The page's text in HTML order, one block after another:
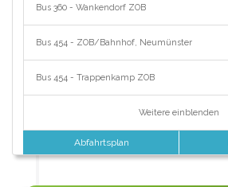
Bus 360 - Wankendorf ZOB
Bus 454 - ZOB/Bahnhof, Neumünster
Bus 454 - Trappenkamp ZOB
Weitere einblenden
Abfahrtsplan